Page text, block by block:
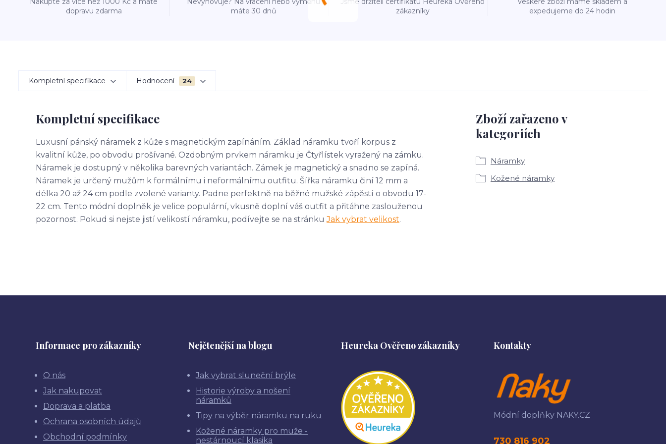
dopravu zdarma
máte 30 dnů
zákazníky
expedujeme do 24 hodin
Kompletní specifikace Hodnocení 24
Kompletní specifikace
Luxusní pánský náramek z kůže s magnetickým zapínáním. Základ náramku tvoří korpus z
kvalitní kůže, po obvodu prošívané. Ozdobným prvkem náramku je Čtyřlístek vyražený na zámku.
Náramek je dostupný v několika barevných variantách. Zámek je magnetický a snadno se zapíná.
Náramek je určený mužům k formálnímu i neformálnímu outfitu. Šířka náramku činí 12 mm a
délka 20 až 24 cm podle zvolené varianty. Padne perfektně na běžné mužské zápěstí o obvodu 17-
22 cm. Tento módní doplněk je velice populární, vkusně doplní váš outfit a přitáhne zaslouženou
pozornost. Pokud si nejste jistí velikostí náramku, podívejte se na stránkuJak vybrat velikost.
Zboží zařazeno v
kategoriích
Náramky
Kožené náramky
Informace pro zákazníky
O nás
Jak nakupovat
Doprava a platba
Ochrana osobních údajů
Obchodní podmínky
Nejčtenější na blogu
Jak vybrat sluneční brýle
Historie výroby a nošení
náramků
Tipy na výběr náramku na ruku
Kožené náramky pro muže -
nestárnoucí klasika
Heureka Ověřeno zákazníky Kontakty
Módní doplňky NAKY.CZ
730 816 902